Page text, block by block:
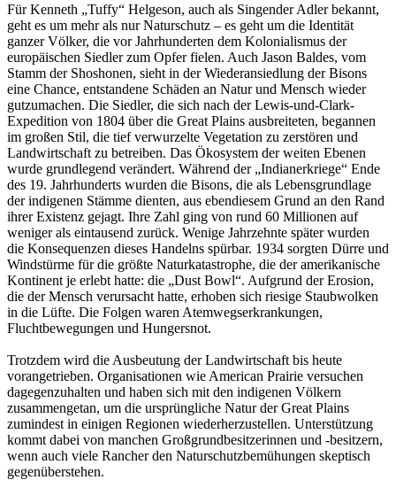
Für Kenneth „Tuffy“ Helgeson, auch als Singender Adler bekannt,
geht es um mehr als nur Naturschutz – es geht um die Identität
ganzer Völker, die vor Jahrhunderten dem Kolonialismus der
europäischen Siedler zum Opfer fielen. Auch Jason Baldes, vom
Stamm der Shoshonen, sieht in der Wiederansiedlung der Bisons
eine Chance, entstandene Schäden an Natur und Mensch wieder
gutzumachen. Die Siedler, die sich nach der Lewis-und-Clark-
Expedition von 1804 über die Great Plains ausbreiteten, begannen
im großen Stil, die tief verwurzelte Vegetation zu zerstören und
Landwirtschaft zu betreiben. Das Ökosystem der weiten Ebenen
wurde grundlegend verändert. Während der „Indianerkriege“ Ende
des 19. Jahrhunderts wurden die Bisons, die als Lebensgrundlage
der indigenen Stämme dienten, aus ebendiesem Grund an den Rand
ihrer Existenz gejagt. Ihre Zahl ging von rund 60 Millionen auf
weniger als eintausend zurück. Wenige Jahrzehnte später wurden
die Konsequenzen dieses Handelns spürbar. 1934 sorgten Dürre und
Windstürme für die größte Naturkatastrophe, die der amerikanische
Kontinent je erlebt hatte: die „Dust Bowl“. Aufgrund der Erosion,
die der Mensch verursacht hatte, erhoben sich riesige Staubwolken
in die Lüfte. Die Folgen waren Atemwegserkrankungen,
Fluchtbewegungen und Hungersnot.
Trotzdem wird die Ausbeutung der Landwirtschaft bis heute
vorangetrieben. Organisationen wie American Prairie versuchen
dagegenzuhalten und haben sich mit den indigenen Völkern
zusammengetan, um die ursprüngliche Natur der Great Plains
zumindest in einigen Regionen wiederherzustellen. Unterstützung
kommt dabei von manchen Großgrundbesitzerinnen und -besitzern,
wenn auch viele Rancher den Naturschutzbemühungen skeptisch
gegenüberstehen.